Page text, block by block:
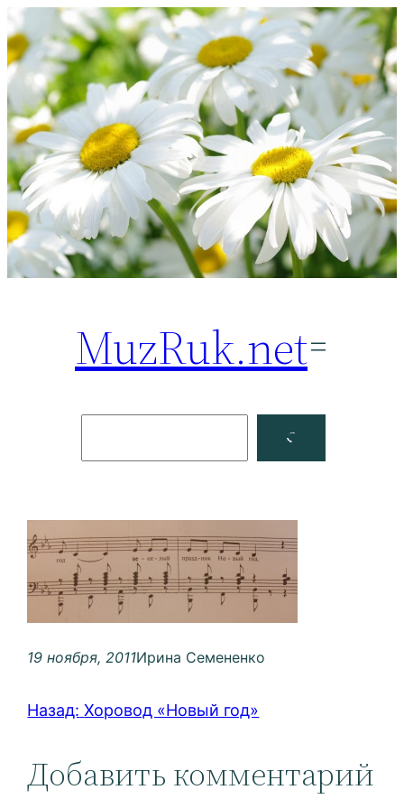
Перейти
к
содержимому
MuzRuk.net
Facebook
19 ноября, 2011Ирина Семененко
Назад: Хоровод «Новый год»
Добавить комментарий